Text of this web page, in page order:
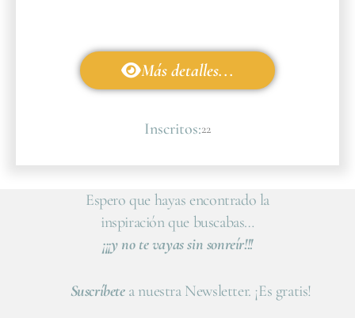
Más detalles...
Inscritos:22
Espero que hayas encontrado la
inspiración que buscabas…
¡¡¡y no te vayas sin sonreír!!!
Suscríbetea nuestra Newsletter. ¡Es gratis!